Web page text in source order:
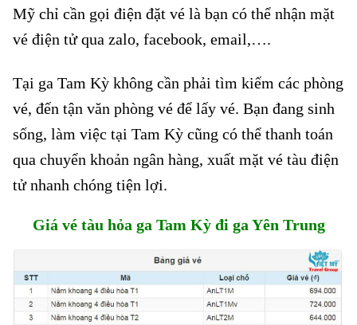
Mỹ chỉ cần gọi điện đặt vé là bạn có thể nhận mặt
vé điện tử qua zalo, facebook, email,….
Tại ga Tam Kỳ không cần phải tìm kiếm các phòng
vé, đến tận văn phòng vé để lấy vé. Bạn đang sinh
sống, làm việc tại Tam Kỳ cũng có thể thanh toán
qua chuyển khoản ngân hàng, xuất mặt vé tàu điện
tử nhanh chóng tiện lợi.
Giá vé tàu hỏa ga Tam Kỳ đi ga Yên Trung